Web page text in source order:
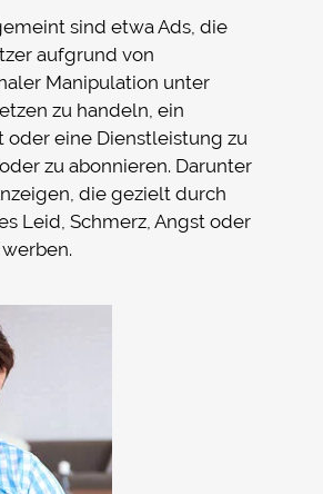
sind etwa Ads, die
aufgrund von
Manipulation unter
zu handeln, ein
oder eine Dienstleistung zu
zu abonnieren. Darunter
die gezielt durch
Leid, Schmerz, Angst oder